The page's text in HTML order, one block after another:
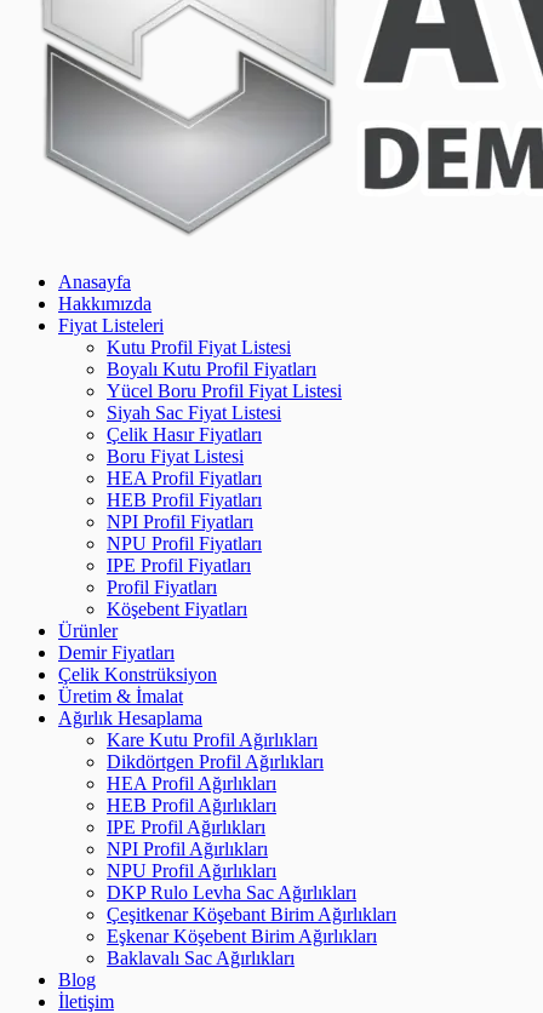
Anasayfa
Hakkımızda
Fiyat Listeleri
Kutu Profil Fiyat Listesi
Boyalı Kutu Profil Fiyatları
Yücel Boru Profil Fiyat Listesi
Siyah Sac Fiyat Listesi
Çelik Hasır Fiyatları
Boru Fiyat Listesi
HEA Profil Fiyatları
HEB Profil Fiyatları
NPI Profil Fiyatları
NPU Profil Fiyatları
IPE Profil Fiyatları
Profil Fiyatları
Köşebent Fiyatları
Ürünler
Demir Fiyatları
Çelik Konstrüksiyon
Üretim & İmalat
Ağırlık Hesaplama
Kare Kutu Profil Ağırlıkları
Dikdörtgen Profil Ağırlıkları
HEA Profil Ağırlıkları
HEB Profil Ağırlıkları
IPE Profil Ağırlıkları
NPI Profil Ağırlıkları
NPU Profil Ağırlıkları
DKP Rulo Levha Sac Ağırlıkları
Çeşitkenar Köşebant Birim Ağırlıkları
Eşkenar Köşebent Birim Ağırlıkları
Baklavalı Sac Ağırlıkları
Blog
İletişim